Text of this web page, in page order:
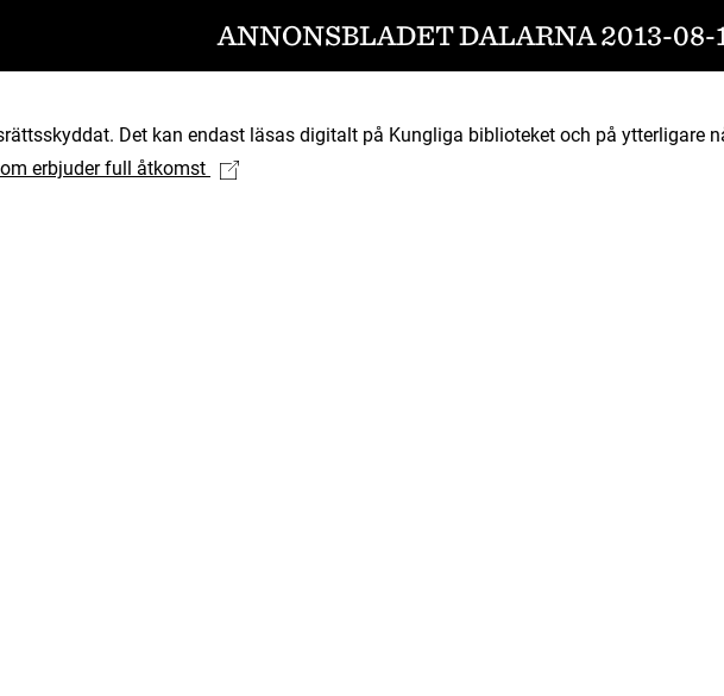
ANNONSBLADET DALARNA 2013-08-
Det kan endast läsas digitalt på Kungliga biblioteket och på ytterligare
erbjuder full åtkomst